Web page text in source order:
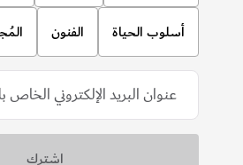
أسلوب الحياة الفنون المُجتمع